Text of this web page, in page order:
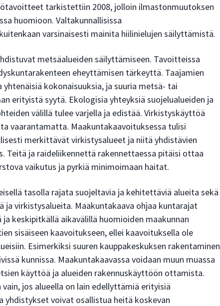
tarkistettiin 2008, jolloin ilmastonmuutoksen
huomioon. Valtakunnallisissa
varsinaisesti mainita hiilinielujen säilyttämistä.
metsäalueiden säilyttämiseen. Tavoitteissa
eheyttämisen tärkeyttä. Taajamien
kokonaisuuksia, ja suuria metsä- tai
erityistä syytä. Ekologisia yhteyksiä suojelualueiden ja
välillä tulee varjella ja edistää. Virkistyskäyttöä
vaarantamatta. Maakuntakaavoituksessa tulisi
merkittävät virkistysalueet ja niitä yhdistävien
Teitä ja raideliikennettä rakennettaessa pitäisi ottaa
vaikutus ja pyrkiä minimoimaan haitat.
tasolla rajata suojeltavia ja kehitettäviä alueita sekä
ja virkistysalueita. Maakuntakaava ohjaa kuntarajat
keskipitkällä aikavälillä huomioiden maakunnan
sisäiseen kaavoitukseen, ellei kaavoituksella ole
Esimerkiksi suuren kauppakeskuksen rakentaminen
kunnissa. Maakuntakaavassa voidaan muun muassa
käyttöä ja alueiden rakennuskäyttöön ottamista.
jos alueella on lain edellyttämiä erityisiä
yhdistykset voivat osallistua heitä koskevan